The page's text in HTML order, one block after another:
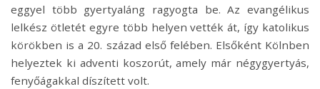
eggyel több gyertyaláng ragyogta be. Az evangélikus
lelkész ötletét egyre több helyen vették át, így katolikus
körökben is a 20. század első felében. Elsőként Kölnben
helyeztek ki adventi koszorút, amely már négygyertyás,
fenyőágakkal díszített volt.